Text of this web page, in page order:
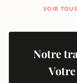
VOIR
Notre